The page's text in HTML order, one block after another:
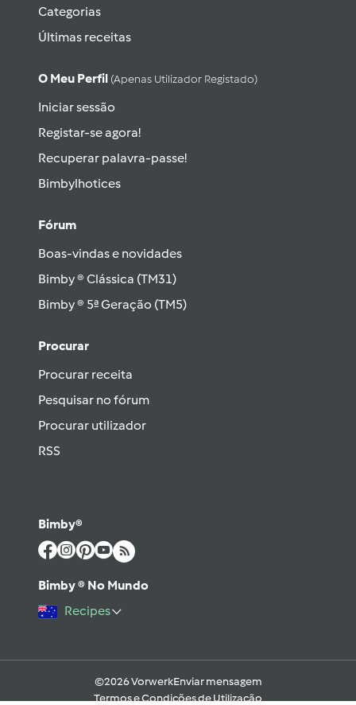
Categorias
Últimas receitas
O Meu Perfil (apenas Utilizador Registado)
Iniciar sessão
Registar-se agora!
Recuperar palavra-passe!
Bimbylhotices
Fórum
Boas-vindas e novidades
Bimby ® Clássica (TM31)
Bimby ® 5ª Geração (TM5)
Procurar
Procurar receita
Pesquisar no fórum
Procurar utilizador
RSS
Bimby®
Bimby ® No Mundo
Recipes
©2026 VorwerkEnviar mensagem
Termos e Condições de Utilização